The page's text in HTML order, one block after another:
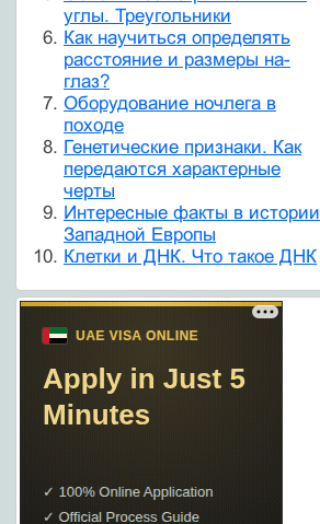
углы. Треугольники
Как научиться определять
расстояние и размеры на-
глаз?
Оборудование ночлега в
походе
Генетические признаки. Как
передаются характерные
черты
Интересные факты в истории
Западной Европы
Клетки и ДНК. Что такое ДНК